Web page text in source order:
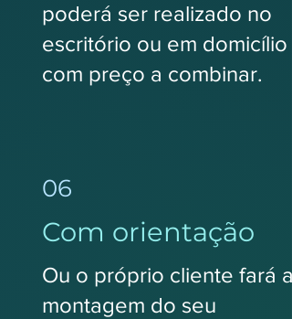
poderá ser realizado no
escritório ou em domicílio
com preço a combinar.
06
Com orientação
Ou o próprio cliente fará a
montagem do seu